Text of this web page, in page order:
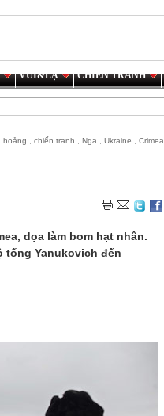
VUI&LẠ CHIẾN TRANH
hoảng ,chiến tranh ,Nga ,Ukraine ,Crimea
dọa làm bom hạt nhân.
tống Yanukovich đến